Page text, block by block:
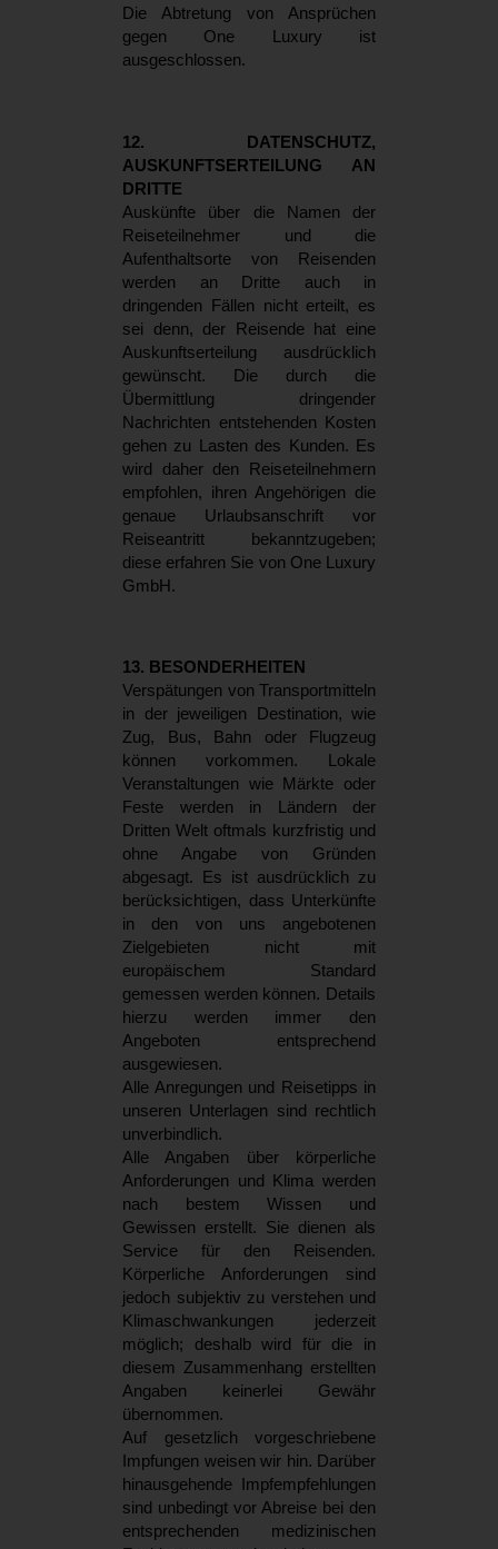
Die Abtretung von Ansprüchen
gegen One Luxury ist
ausgeschlossen.
12. DATENSCHUTZ,
AUSKUNFTSERTEILUNG AN
DRITTE
Auskünfte über die Namen der
Reiseteilnehmer und die
Aufenthaltsorte von Reisenden
werden an Dritte auch in
dringenden Fällen nicht erteilt, es
sei denn, der Reisende hat eine
Auskunftserteilung ausdrücklich
gewünscht. Die durch die
Übermittlung dringender
Nachrichten entstehenden Kosten
gehen zu Lasten des Kunden. Es
wird daher den Reiseteilnehmern
empfohlen, ihren Angehörigen die
genaue Urlaubsanschrift vor
Reiseantritt bekanntzugeben;
diese erfahren Sie von One Luxury
GmbH.
13. BESONDERHEITEN
Verspätungen von Transportmitteln
in der jeweiligen Destination, wie
Zug, Bus, Bahn oder Flugzeug
können vorkommen. Lokale
Veranstaltungen wie Märkte oder
Feste werden in Ländern der
Dritten Welt oftmals kurzfristig und
ohne Angabe von Gründen
abgesagt. Es ist ausdrücklich zu
berücksichtigen, dass Unterkünfte
in den von uns angebotenen
Zielgebieten nicht mit
europäischem Standard
gemessen werden können. Details
hierzu werden immer den
Angeboten entsprechend
ausgewiesen.
Alle Anregungen und Reisetipps in
unseren Unterlagen sind rechtlich
unverbindlich.
Alle Angaben über körperliche
Anforderungen und Klima werden
nach bestem Wissen und
Gewissen erstellt. Sie dienen als
Service für den Reisenden.
Körperliche Anforderungen sind
jedoch subjektiv zu verstehen und
Klimaschwankungen jederzeit
möglich; deshalb wird für die in
diesem Zusammenhang erstellten
Angaben keinerlei Gewähr
übernommen.
Auf gesetzlich vorgeschriebene
Impfungen weisen wir hin. Darüber
hinausgehende Impfempfehlungen
sind unbedingt vor Abreise bei den
entsprechenden medizinischen